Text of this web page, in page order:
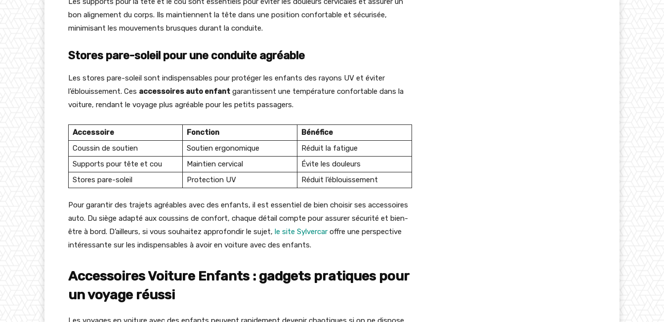
bon alignement du corps. Ils maintiennent la tête dans une position confortable et sécurisée,
minimisant les mouvements brusques durant la conduite.
Stores pare-soleil pour une conduite agréable
Les stores pare-soleil sont indispensables pour protéger les enfants des rayons UV et éviter
l’éblouissement. Ces accessoires auto enfant garantissent une température confortable dans la
voiture, rendant le voyage plus agréable pour les petits passagers.
Accessoire Fonction
Bénéfice
Coussin de soutien
Soutien ergonomique
Réduit la fatigue
Supports pour tête et cou
Maintien cervical
Évite les douleurs
Stores pare-soleil
Protection UV Réduit l’éblouissement
Pour garantir des trajets agréables avec des enfants, il est essentiel de bien choisir ses accessoires
auto. Du siège adapté aux coussins de confort, chaque détail compte pour assurer sécurité et bien-
être à bord. D’ailleurs, si vous souhaitez approfondir le sujet, le site Sylvercar offre une perspective
intéressante sur les indispensables à avoir en voiture avec des enfants.
Accessoires Voiture Enfants : gadgets pratiques pour
un voyage réussi